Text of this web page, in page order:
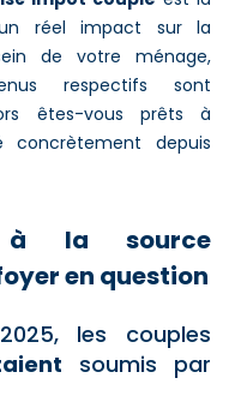
réel impact sur la
de votre ménage,
respectifs sont
êtes-vous prêts à
depuis
à la source
en question
les couples
soumis par